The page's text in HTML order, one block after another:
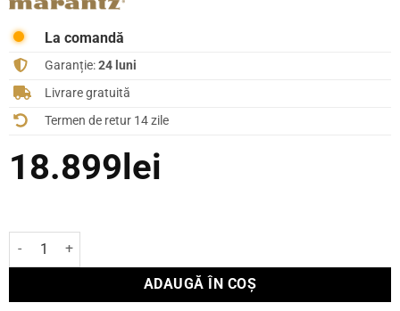
La comandă
Garanție:24 luni
Livrare gratuită
Termen de retur 14 zile
18.899lei
Cantitate Multi-Room Marantz Amplifier MODEL M4
ADAUGĂ ÎN COȘ